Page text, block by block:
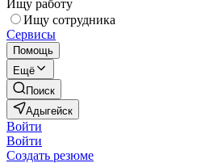
Ищу работу
Ищу сотрудника
Сервисы
Помощь
Ещё
Поиск
Адыгейск
Войти
Войти
Создать резюме